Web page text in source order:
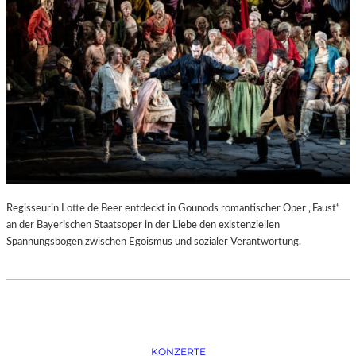
–
K
Ü
N
S
T
L
E
R
,
T
M
Regisseurin Lotte de Beer entdeckt in Gounods romantischer Oper „Faust“
an der Bayerischen Staatsoper in der Liebe den existenziellen
Spannungsbogen zwischen Egoismus und sozialer Verantwortung.
KONZERTE